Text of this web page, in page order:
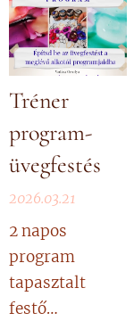
Tréner
program-
üvegfestés
2026.03.21
2 napos
program
tapasztalt
festő